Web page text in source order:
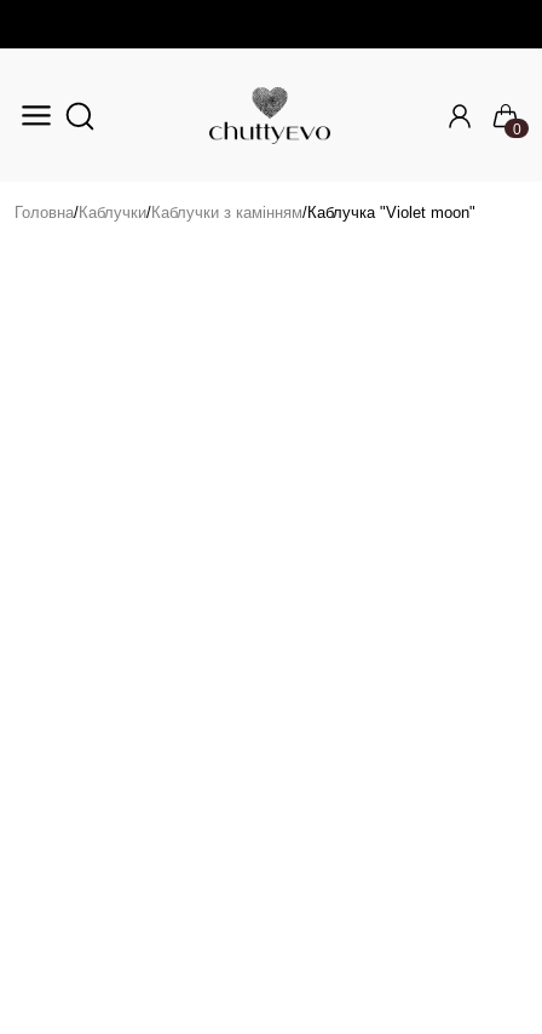
0
Головна/Каблучки/Каблучки з камінням/Каблучка "Violet moon"